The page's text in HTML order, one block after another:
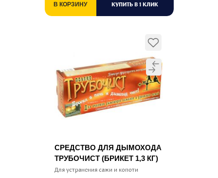
В КОРЗИНУ КУПИТЬ В 1 КЛИК
СРЕДСТВО ДЛЯ ДЫМОХОДА
ТРУБОЧИСТ (БРИКЕТ 1,3 КГ)
Для устранения сажи и копоти